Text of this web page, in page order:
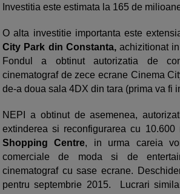
Investitia este estimata la 165 de
O alta investitie importanta este
City Park din Constanta,achizitionat
Fondul a obtinut autorizatia de
cinematograf de zece ecrane Cinema
de-a doua sala 4DX din tara (prima va fi
NEPI a obtinut de asemenea,
extinderea si reconfigurarea cu 10.600
Shopping Centre, in urma careia
comerciale de moda si de
cinematograf cu sase ecrane.
pentru septembrie 2015. Lucrari